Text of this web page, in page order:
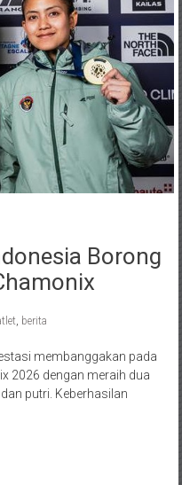
Borong
, berita
membanggakan pada
2026 dengan meraih dua
putri. Keberhasilan